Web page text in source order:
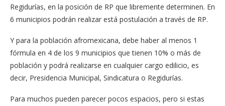
Regidurías, en la posición de RP que libremente determinen. En
6 municipios podrán realizar está postulación a través de RP.
Y para la población afromexicana, debe haber al menos 1
fórmula en 4 de los 9 municipios que tienen 10% o más de
población y podrá realizarse en cualquier cargo edilicio, es
decir, Presidencia Municipal, Sindicatura o Regidurías.
Para muchos pueden parecer pocos espacios, pero si estas